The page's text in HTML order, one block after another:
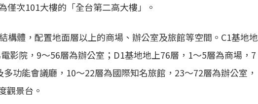
僅次101大樓的「全台第二高大樓」。
構體，配置地面層以上的商場、辦公室及旅館等空間。C1基地地
影院，9～56層為辦公室；D1基地地上76層，1～5層為商場，7
功能會議廳，10～22層為國際知名旅館，23～72層為辦公室，
觀景台。